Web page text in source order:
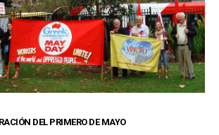
DEL PRIMERO DE MAYO